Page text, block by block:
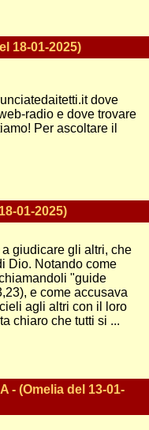
18-01-2025)
dove
radio e dove trovare
Per ascoltare il
01-2025)
giudicare gli altri, che
Dio. Notando come
"guide
e come accusava
agli altri con il loro
chiaro che tutti si ...
- (Omelia del 13-01-